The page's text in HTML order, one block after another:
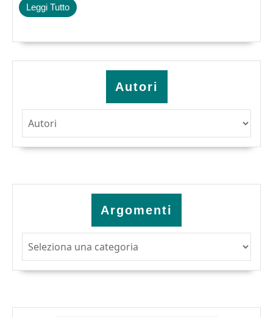
beat
Leggi TuttoLeggi
Tutto
Autori
Argomenti